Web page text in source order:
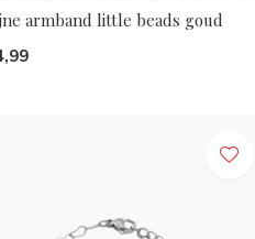
armband little beads goud